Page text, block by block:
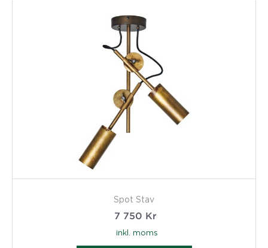
Spot Stav
7 750 Kr
inkl. moms